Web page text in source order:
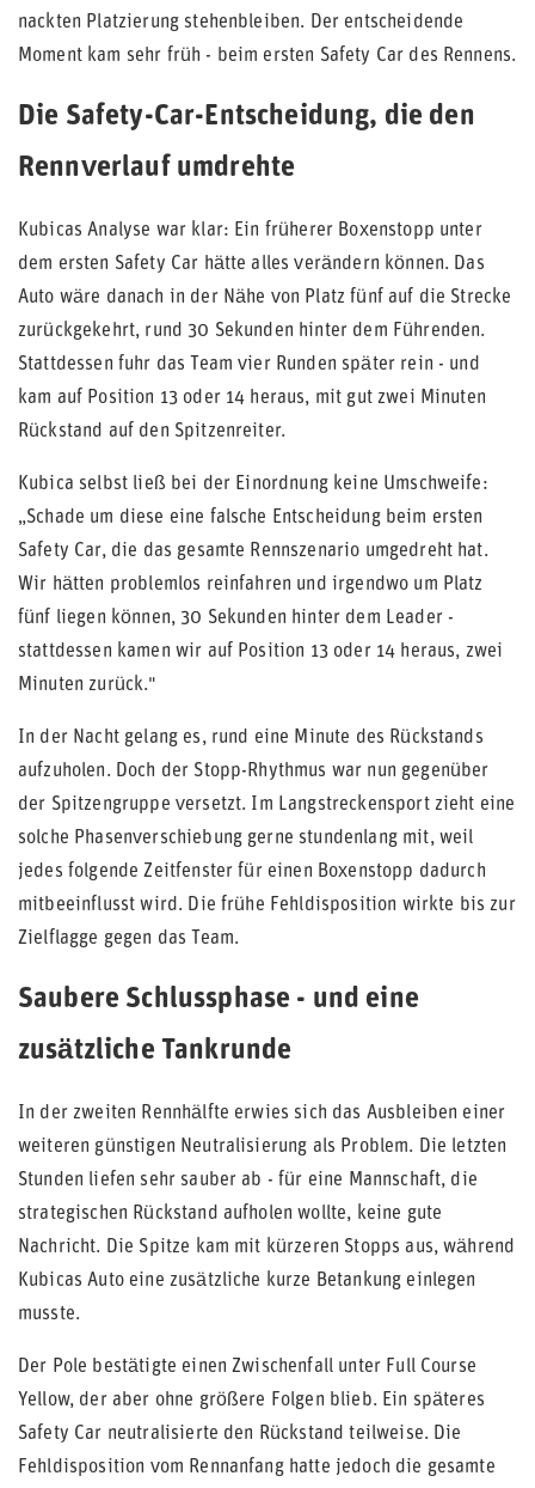
nackten Platzierung stehenbleiben. Der entscheidende
Moment kam sehr früh - beim ersten Safety Car des Rennens.
Die Safety-Car-Entscheidung, die den
Rennverlauf umdrehte
Kubicas Analyse war klar: Ein früherer Boxenstopp unter
dem ersten Safety Car hätte alles verändern können. Das
Auto wäre danach in der Nähe von Platz fünf auf die Strecke
zurückgekehrt, rund 30 Sekunden hinter dem Führenden.
Stattdessen fuhr das Team vier Runden später rein - und
kam auf Position 13 oder 14 heraus, mit gut zwei Minuten
Rückstand auf den Spitzenreiter.
Kubica selbst ließ bei der Einordnung keine Umschweife:
„Schade um diese eine falsche Entscheidung beim ersten
Safety Car, die das gesamte Rennszenario umgedreht hat.
Wir hätten problemlos reinfahren und irgendwo um Platz
fünf liegen können, 30 Sekunden hinter dem Leader -
stattdessen kamen wir auf Position 13 oder 14 heraus, zwei
Minuten zurück."
In der Nacht gelang es, rund eine Minute des Rückstands
aufzuholen. Doch der Stopp-Rhythmus war nun gegenüber
der Spitzengruppe versetzt. Im Langstreckensport zieht eine
solche Phasenverschiebung gerne stundenlang mit, weil
jedes folgende Zeitfenster für einen Boxenstopp dadurch
mitbeeinflusst wird. Die frühe Fehldisposition wirkte bis zur
Zielflagge gegen das Team.
Saubere Schlussphase - und eine
zusätzliche Tankrunde
In der zweiten Rennhälfte erwies sich das Ausbleiben einer
weiteren günstigen Neutralisierung als Problem. Die letzten
Stunden liefen sehr sauber ab - für eine Mannschaft, die
strategischen Rückstand aufholen wollte, keine gute
Nachricht. Die Spitze kam mit kürzeren Stopps aus, während
Kubicas Auto eine zusätzliche kurze Betankung einlegen
musste.
Der Pole bestätigte einen Zwischenfall unter Full Course
Yellow, der aber ohne größere Folgen blieb. Ein späteres
Safety Car neutralisierte den Rückstand teilweise. Die
Fehldisposition vom Rennanfang hatte jedoch die gesamte